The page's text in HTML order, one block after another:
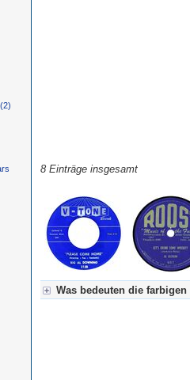
8 Einträge insgesamt
Was bedeuten die farbigen